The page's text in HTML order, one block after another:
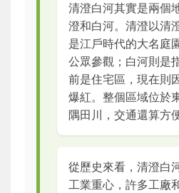
清澄白河其實是兩個
澄和白河。清澄以清
是江戶時代的大名庭
公眾參觀；白河則是
前是住宅區，現在則
爆紅。整個區域位於
隅田川，交通還算方便
從歷史來看，清澄白
工業重心，許多工廠